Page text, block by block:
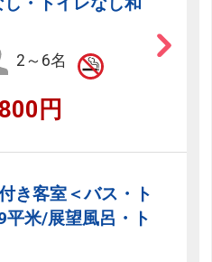
2～6名
円
き客室＜バス・ト
米/展望風呂・ト